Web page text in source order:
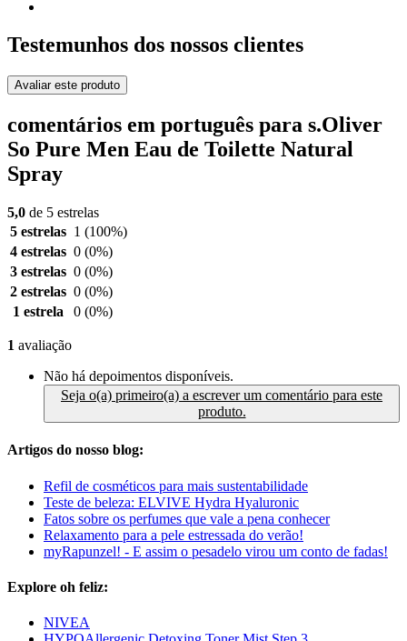
Testemunhos dos nossos clientes
Avaliar este produto
comentários em português para s.Oliver
So Pure Men Eau de Toilette Natural
Spray
5,0 de 5 estrelas
5 estrelas 1 (100%)
4 estrelas 0 (0%)
3 estrelas 0 (0%)
2 estrelas 0 (0%)
1 estrela
0 (0%)
1 avaliação
Não há depoimentos disponíveis.
Seja o(a) primeiro(a) a escrever um comentário para este
produto.
Artigos do nosso blog:
Refil de cosméticos para mais sustentabilidade
Teste de beleza: ELVIVE Hydra Hyaluronic
Fatos sobre os perfumes que vale a pena conhecer
Relaxamento para a pele estressada do verão!
myRapunzel! - E assim o pesadelo virou um conto de fadas!
Explore oh feliz:
NIVEA